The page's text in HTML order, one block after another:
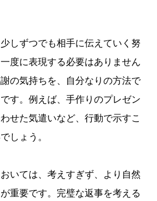
しずつでも相手に伝えていく努
度に表現する必要はありません
の気持ちを、自分なりの方法で
す。例えば、手作りのプレゼン
せた気遣いなど、行動で示すこ
しょう。
いては、考えすぎず、より自然
重要です。完璧な返事を考える